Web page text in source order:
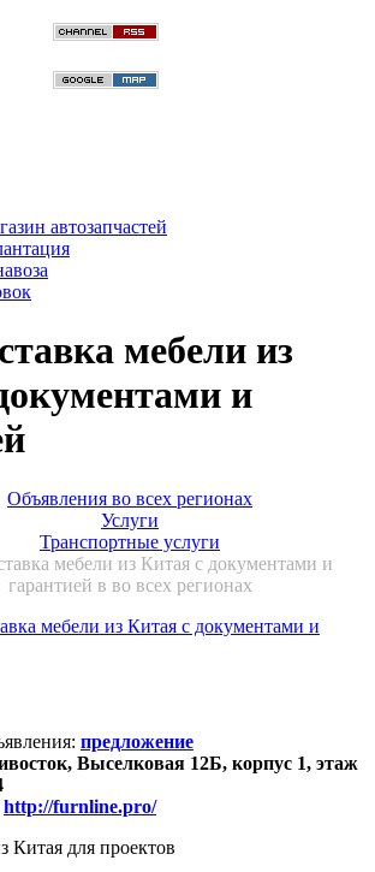
автозапчастей
мебели из
и
Объявления во всех регионах
Услуги
Транспортные услуги
мебели из Китая с документами и
гарантией в во всех регионах
: предложение
Выселковая 12Б, корпус 1, этаж
http://furnline.pro/
Китая для проектов